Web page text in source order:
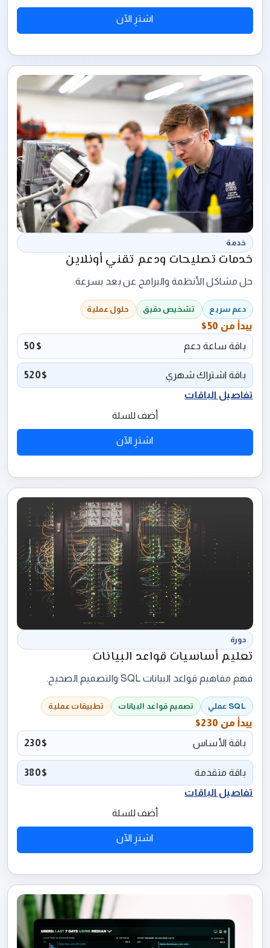
اشترِ الآن
خدمة
خدمات تصليحات ودعم تقني أونلاين
حل مشاكل الأنظمة والبرامج عن بعد بسرعة.
دعم سريع تشخيص دقيق حلول عملية
يبدأ من 50$
باقة ساعة دعم
50$
باقة اشتراك شهري
520$
تفاصيل الباقات
أضف للسلة
اشترِ الآن
دورة
تعليم أساسيات قواعد البيانات
فهم مفاهيم قواعد البيانات SQL والتصميم الصحيح.
SQL عملي تصميم قواعد البيانات تطبيقات عملية
يبدأ من 230$
باقة الأساس
230$
باقة متقدمة
380$
تفاصيل الباقات
أضف للسلة
اشترِ الآن